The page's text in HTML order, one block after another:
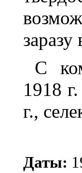
С
1918
г.,
Даты: